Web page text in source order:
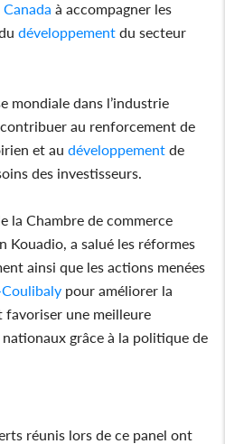
Canada à accompagner les
développement du secteur
mondiale dans l’industrie
au renforcement de
et au développement de
des investisseurs.
la Chambre de commerce
Kouadio, a salué les réformes
ainsi que les actions menées
pour améliorer la
une meilleure
grâce à la politique de
réunis lors de ce panel ont